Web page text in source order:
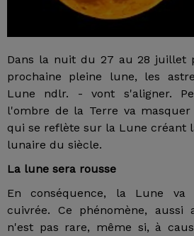
Dans la nuit du 27 au 28 juillet
prochaine pleine lune, les
Lune ndlr. - vont s'aligner.
l'ombre de la Terre va
qui se reflète sur la Lune créant
lunaire du siècle.
La lune sera rousse
En conséquence, la Lune va
cuivrée. Ce phénomène, aussi
n'est pas rare, même si, à